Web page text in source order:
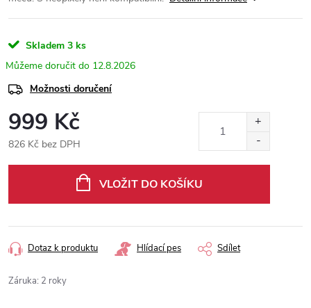
Skladem 3 ks
12.8.2026
Možnosti doručení
999 Kč
826 Kč bez DPH
VLOŽIT DO KOŠÍKU
Dotaz k produktu Hlídací pes Sdílet
Záruka: 2 roky